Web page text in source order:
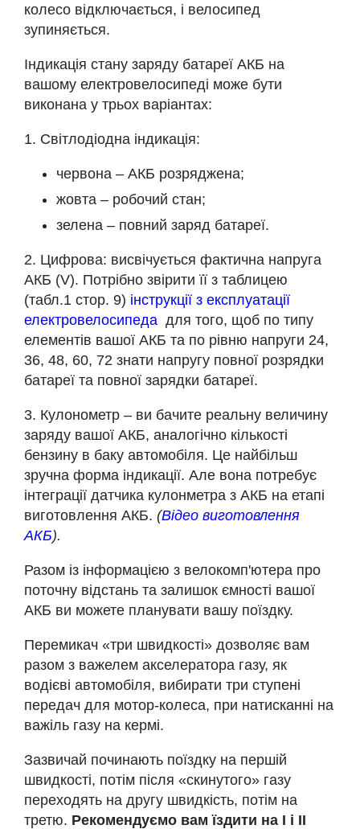
колесо відключається, і велосипед
зупиняється.
Індикація стану заряду батареї АКБ на
вашому електровелосипеді може бути
виконана у трьох варіантах:
1. Світлодіодна індикація:
червона – АКБ розряджена;
жовта – робочий стан;
зелена – повний заряд батареї.
2. Цифрова: висвічується фактична напруга
АКБ (V). Потрібно звірити її з таблицею
(табл.1 стор. 9) інструкції з експлуатації
електровелосипеда для того, щоб по типу
елементів вашої АКБ та по рівню напруги 24,
36, 48, 60, 72 знати напругу повної розрядки
батареї та повної зарядки батареї.
3. Кулонометр – ви бачите реальну величину
заряду вашої АКБ, аналогічно кількості
бензину в баку автомобіля. Це найбільш
зручна форма індикації. Але вона потребує
інтеграції датчика кулонметра з АКБ на етапі
виготовлення АКБ. (Відео виготовлення
АКБ).
Разом із інформацією з велокомп'ютера про
поточну відстань та залишок ємності вашої
АКБ ви можете планувати вашу поїздку.
Перемикач «три швидкості» дозволяє вам
разом з важелем акселератора газу, як
водієві автомобіля, вибирати три ступені
передач для мотор-колеса, при натисканні на
важіль газу на кермі.
Зазвичай починають поїздку на першій
швидкості, потім після «скинутого» газу
переходять на другу швидкість, потім на
третю. Рекомендуємо вам їздити на І і ІІ